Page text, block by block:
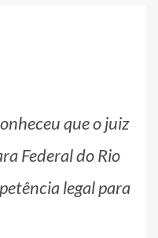
que o juiz
Federal do Rio
legal para